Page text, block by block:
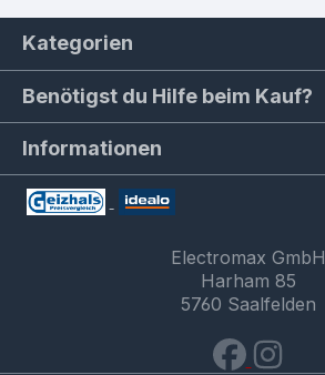
Kategorien
Benötigst du Hilfe beim Kauf?
Informationen
Electromax GmbH
Harham 85
5760 Saalfelden